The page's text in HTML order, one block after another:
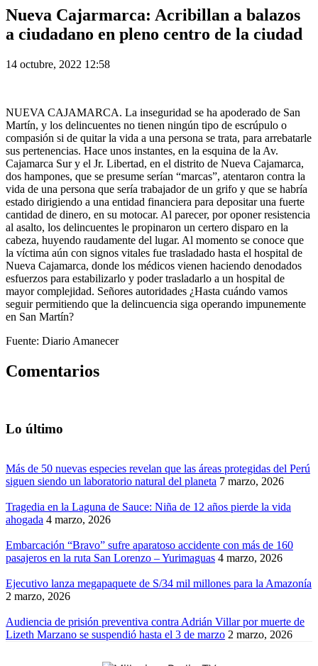
Nueva Cajarmarca: Acribillan a balazos
a ciudadano en pleno centro de la ciudad
14 octubre, 2022 12:58
NUEVA CAJAMARCA. La inseguridad se ha apoderado de San
Martín, y los delincuentes no tienen ningún tipo de escrúpulo o
compasión si de quitar la vida a una persona se trata, para arrebatarle
sus pertenencias. Hace unos instantes, en la esquina de la Av.
Cajamarca Sur y el Jr. Libertad, en el distrito de Nueva Cajamarca,
dos hampones, que se presume serían “marcas”, atentaron contra la
vida de una persona que sería trabajador de un grifo y que se habría
estado dirigiendo a una entidad financiera para depositar una fuerte
cantidad de dinero, en su motocar. Al parecer, por oponer resistencia
al asalto, los delincuentes le propinaron un certero disparo en la
cabeza, huyendo raudamente del lugar. Al momento se conoce que
la víctima aún con signos vitales fue trasladado hasta el hospital de
Nueva Cajamarca, donde los médicos vienen haciendo denodados
esfuerzos para estabilizarlo y poder trasladarlo a un hospital de
mayor complejidad. Señores autoridades ¿Hasta cuándo vamos
seguir permitiendo que la delincuencia siga operando impunemente
en San Martín?
Fuente: Diario Amanecer
Comentarios
Lo último
Más de 50 nuevas especies revelan que las áreas protegidas del Perú
siguen siendo un laboratorio natural del planeta 7 marzo, 2026
Tragedia en la Laguna de Sauce: Niña de 12 años pierde la vida
ahogada 4 marzo, 2026
Embarcación “Bravo” sufre aparatoso accidente con más de 160
pasajeros en la ruta San Lorenzo – Yurimaguas 4 marzo, 2026
Ejecutivo lanza megapaquete de S/34 mil millones para la Amazonía
2 marzo, 2026
Audiencia de prisión preventiva contra Adrián Villar por muerte de
Lizeth Marzano se suspendió hasta el 3 de marzo 2 marzo, 2026